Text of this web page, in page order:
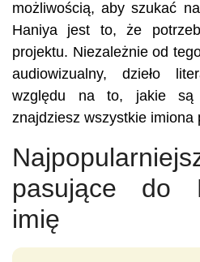
możliwością, aby szukać
Haniya jest to, że
projektu. Niezależnie od
audiowizualny, dzieło
względu na to, jakie są
znajdziesz wszystkie imiona
pasujące do
imię